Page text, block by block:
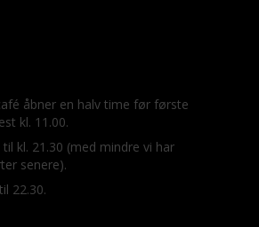
åbner en halv time før første
kl. 11.00.
kl. 21.30 (med mindre vi har
senere).
22.30.